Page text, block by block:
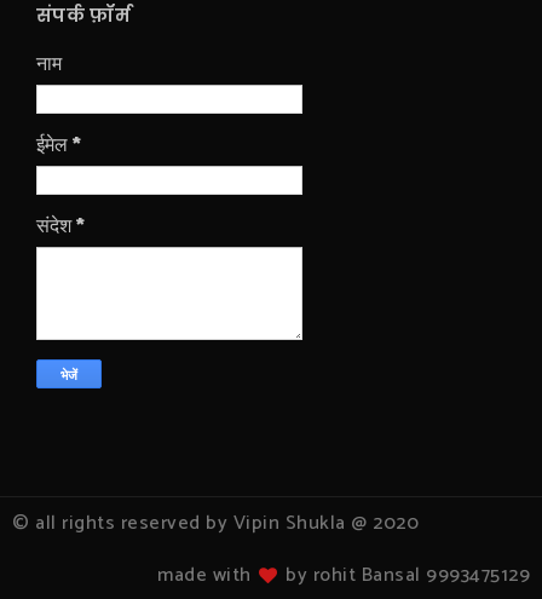
संपर्क फ़ॉर्म
नाम
ईमेल*
संदेश*
© all rights reserved by Vipin Shukla @ 2020
made with
by rohit Bansal 9993475129